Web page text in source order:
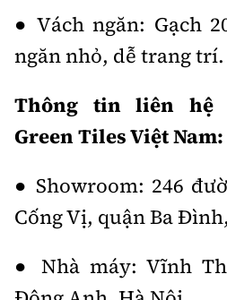
● Vách ngăn: Gạch
ngăn nhỏ, dễ trang trí.
Thông tin liên hệ
Green Tiles Việt Nam:
● Showroom: 246
Cống Vị, quận Ba
● Nhà máy: Vĩnh